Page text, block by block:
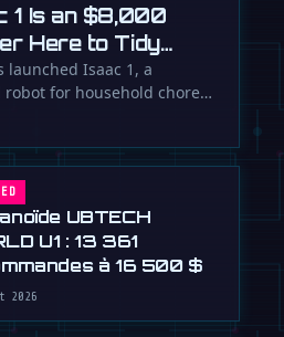
1 Is an $8,000
Here to Tidy
launched Isaac 1, a
for household chores
directly …
UBTECH
U1 : 13 361
à 16 500 $